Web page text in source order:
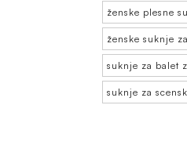
ženske plesne
ženske suknje
suknje za balet
suknje za